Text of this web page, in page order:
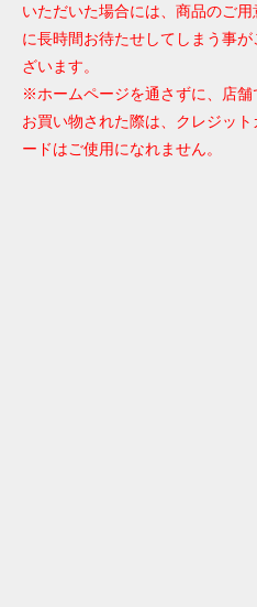
いただいた場合には、商品のご用
に長時間お待たせしてしまう事が
ざいます。
※ホームページを通さずに、店舗
お買い物された際は、クレジット
ードはご使用になれません。